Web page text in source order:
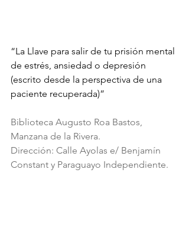
“La Llave para salir de tu prisión mental
de estrés, ansiedad o depresión
(escrito desde la perspectiva de una
paciente recuperada)”
Biblioteca Augusto Roa Bastos,
Manzana de la Rivera.
Dirección: Calle Ayolas e/ Benjamín
Constant y Paraguayo Independiente.